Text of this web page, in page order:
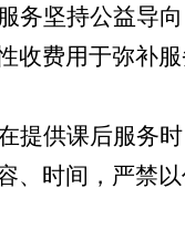
务坚持公益导
收费用于弥补
提供课后服务
、时间，严禁